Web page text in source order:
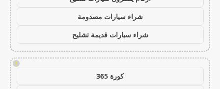
شراء سيارات مصدومة
شراء سيارات قديمة تشليح
!
كورة 365